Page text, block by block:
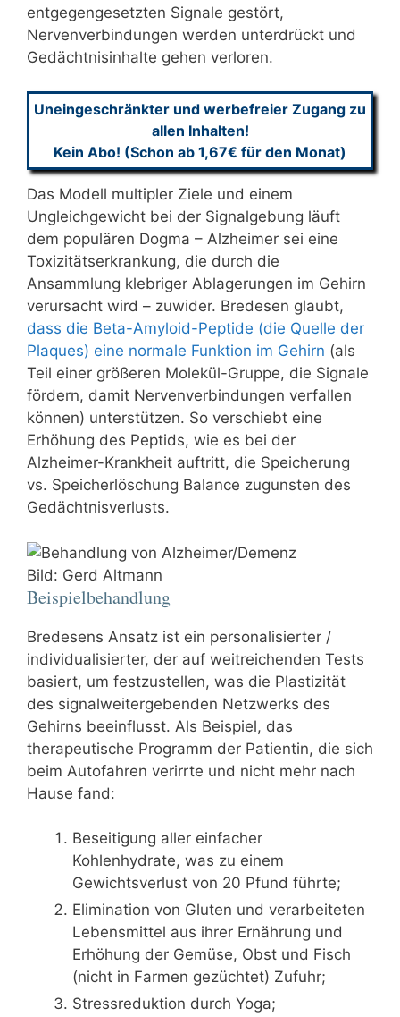
entgegengesetzten Signale gestört,
Nervenverbindungen werden unterdrückt und
Gedächtnisinhalte gehen verloren.
Uneingeschränkter und werbefreier Zugang zu
allen Inhalten!
Kein Abo! (Schon ab 1,67€ für den Monat)
Das Modell multipler Ziele und einem
Ungleichgewicht bei der Signalgebung läuft
dem populären Dogma – Alzheimer sei eine
Toxizitätserkrankung, die durch die
Ansammlung klebriger Ablagerungen im Gehirn
verursacht wird – zuwider. Bredesen glaubt,
dass die Beta-Amyloid-Peptide (die Quelle der
Plaques) eine normale Funktion im Gehirn (als
Teil einer größeren Molekül-Gruppe, die Signale
fördern, damit Nervenverbindungen verfallen
können) unterstützen. So verschiebt eine
Erhöhung des Peptids, wie es bei der
Alzheimer-Krankheit auftritt, die Speicherung
vs. Speicherlöschung Balance zugunsten des
Gedächtnisverlusts.
Bild: Gerd Altmann
Beispielbehandlung
Bredesens Ansatz ist ein personalisierter /
individualisierter, der auf weitreichenden Tests
basiert, um festzustellen, was die Plastizität
des signalweitergebenden Netzwerks des
Gehirns beeinflusst. Als Beispiel, das
therapeutische Programm der Patientin, die sich
beim Autofahren verirrte und nicht mehr nach
Hause fand:
Beseitigung aller einfacher
Kohlenhydrate, was zu einem
Gewichtsverlust von 20 Pfund führte;
Elimination von Gluten und verarbeiteten
Lebensmittel aus ihrer Ernährung und
Erhöhung der Gemüse, Obst und Fisch
(nicht in Farmen gezüchtet) Zufuhr;
Stressreduktion durch Yoga;